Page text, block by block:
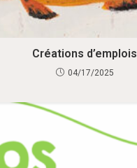
Créations d’emplois
04/17/2025